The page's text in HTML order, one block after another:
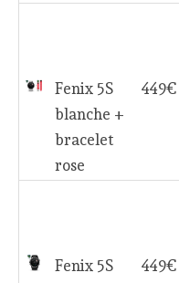
Fenix 5S
blanche +
bracelet
rose
449€
Fenix 5S
449€